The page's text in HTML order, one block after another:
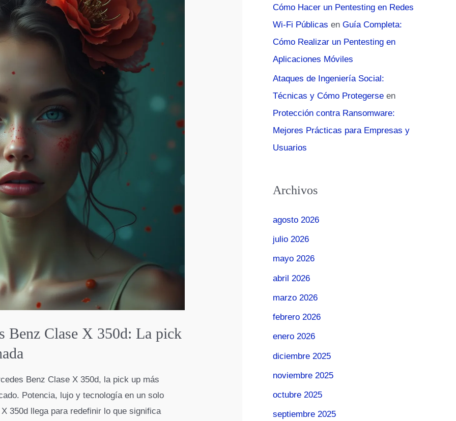
Benz Clase X 350d: La pick
Benz Clase X 350d, la pick up más
Potencia, lujo y tecnología en un solo
350d llega para redefinir lo que significa
Cómo Hacer un Pentesting en Redes
Wi-Fi Públicas en Guía Completa:
Cómo Realizar un Pentesting en
Aplicaciones Móviles
Ataques de Ingeniería Social:
Técnicas y Cómo Protegerse en
Protección contra Ransomware:
Mejores Prácticas para Empresas y
Usuarios
Archivos
agosto 2026
julio 2026
mayo 2026
abril 2026
marzo 2026
febrero 2026
enero 2026
diciembre 2025
noviembre 2025
octubre 2025
septiembre 2025